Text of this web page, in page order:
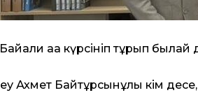
аға күрсініп тұрып былай
Ахмет Байтұрсынұлы кім